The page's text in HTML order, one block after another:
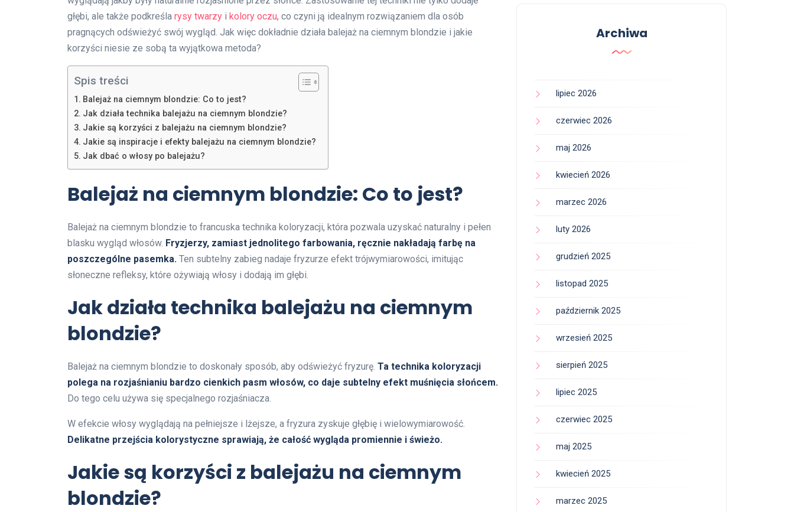
głębi, ale także podkreśla rysy twarzy i kolory oczu, co czyni ją idealnym rozwiązaniem dla osób
pragnących odświeżyć swój wygląd. Jak więc dokładnie działa balejaż na ciemnym blondzie i jakie
korzyści niesie ze sobą ta wyjątkowa metoda?
Spis treści
Balejaż na ciemnym blondzie: Co to jest?
Jak działa technika balejażu na ciemnym blondzie?
Jakie są korzyści z balejażu na ciemnym blondzie?
Jakie są inspiracje i efekty balejażu na ciemnym blondzie?
Jak dbać o włosy po balejażu?
Balejaż na ciemnym blondzie: Co to jest?
Balejaż na ciemnym blondzie to francuska technika koloryzacji, która pozwala uzyskać naturalny i pełen
blasku wygląd włosów. Fryzjerzy, zamiast jednolitego farbowania, ręcznie nakładają farbę na
poszczególne pasemka. Ten subtelny zabieg nadaje fryzurze efekt trójwymiarowości, imitując
słoneczne refleksy, które ożywiają włosy i dodają im głębi.
Jak działa technika balejażu na ciemnym
blondzie?
Balejaż na ciemnym blondzie to doskonały sposób, aby odświeżyć fryzurę. Ta technika koloryzacji
polega na rozjaśnianiu bardzo cienkich pasm włosów, co daje subtelny efekt muśnięcia słońcem.
Do tego celu używa się specjalnego rozjaśniacza.
W efekcie włosy wyglądają na pełniejsze i lżejsze, a fryzura zyskuje głębię i wielowymiarowość.
Delikatne przejścia kolorystyczne sprawiają, że całość wygląda promiennie i świeżo.
Jakie są korzyści z balejażu na ciemnym
blondzie?
Archiwa
lipiec 2026
czerwiec 2026
maj 2026
kwiecień 2026
marzec 2026
luty 2026
grudzień 2025
listopad 2025
październik 2025
wrzesień 2025
sierpień 2025
lipiec 2025
czerwiec 2025
maj 2025
kwiecień 2025
marzec 2025